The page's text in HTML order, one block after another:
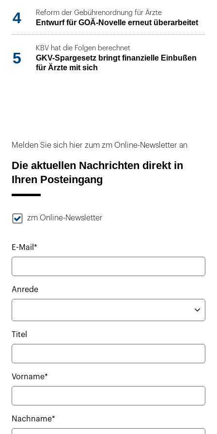
4 Reform der Gebührenordnung für Ärzte
Entwurf für GOÄ-Novelle erneut überarbeitet
5
KBV hat die Folgen berechnet
GKV-Spargesetz bringt finanzielle Einbußen
für Ärzte mit sich
Melden Sie sich hier zum zm Online-Newsletter an
Die aktuellen Nachrichten direkt in
Ihren Posteingang
zm Online-Newsletter
E-Mail*
Anrede
Titel
Vorname*
Nachname*